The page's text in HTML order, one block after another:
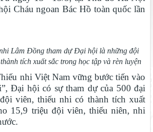
Cháu ngoan Bác Hồ toàn quốc lần
Lâm Đồng tham dự Đại hội là những đội
tích xuất sắc trong học tập và rèn luyện
nhi Việt Nam vững bước tiến vào
Đại hội có sự tham dự của 500 đại
viên, thiếu nhi có thành tích xuất
15,9 triệu đội viên, thiếu niên, nhi